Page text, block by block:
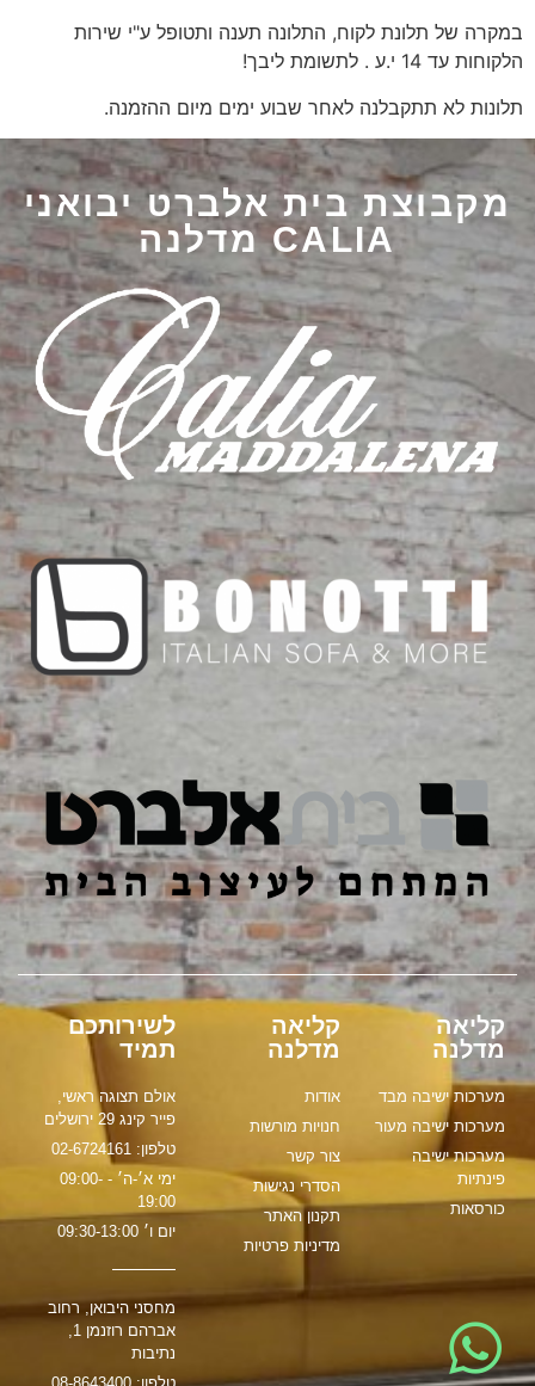
במקרה של תלונת לקוח, התלונה תענה ותטופל ע"י שירות
הלקוחות עד 14 י.ע . לתשומת ליבך!
תלונות לא תתקבלנה לאחר שבוע ימים מיום ההזמנה.
מקבוצת בית אלברט יבואני
CALIA מדלנה
קליאה
מדלנה
מערכות ישיבה מבד
מערכות ישיבה מעור
מערכות ישיבה
פינתיות
כורסאות
קליאה
מדלנה
אודות
חנויות מורשות
צור קשר
הסדרי נגישות
תקנון האתר
מדיניות פרטיות
לשירותכם
תמיד
אולם תצוגה ראשי,
פייר קינג 29 ירושלים
טלפון: 02-6724161
ימי א׳-ה׳ - 09:00-
19:00
יום ו׳ 09:30-13:00
מחסני היבואן, רחוב
נתיבות